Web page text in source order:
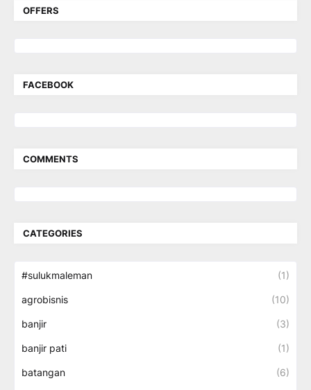
OFFERS
FACEBOOK
COMMENTS
CATEGORIES
#sulukmaleman (1)
agrobisnis (10)
banjir (3)
banjir pati (1)
batangan (6)